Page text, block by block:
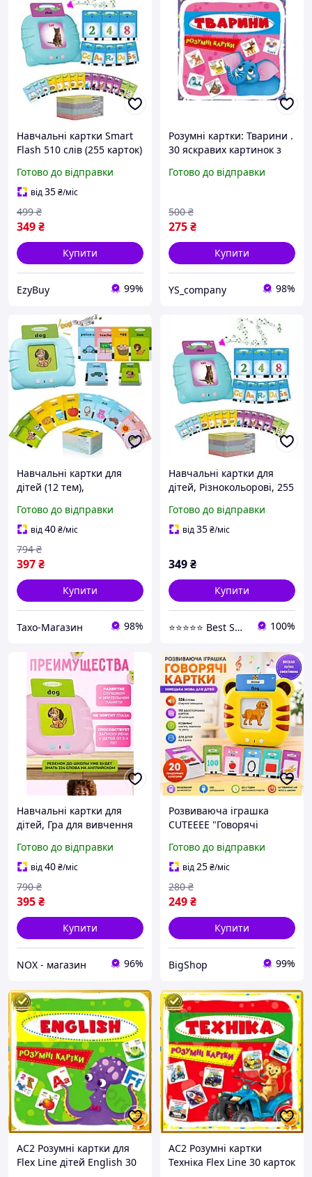
Навчальні картки Smart
Flash 510 слів (255 карток)
дітей англійська
французька мова
Готово до відправки
від35₴/міс
349₴
499 ₴
Купити
EzyBuy 99%
Розумні картки: Тварини .
30 яскравих картинок з
англ мові.Навчальні
Готово до відправки
275₴
500 ₴
Купити
YS_company 98%
Навчальні картки для
дітей (12 тем),
для вивчення англійської
мови з картками, THO
Готово до відправки
від40₴/міс
397₴
794 ₴
Купити
Тахо-Магазин 98%
Навчальні картки для
дітей, Різнокольорові, 255
французька англійська
мови
Готово до відправки
від35₴/міс
349₴
Купити
⭐⭐⭐⭐⭐ Best Shop 100%
Навчальні картки для
дітей, Гра для вивчення
NOX
Готово до відправки
від40₴/міс
395₴
790 ₴
Купити
NOX - магазин 96%
Розвиваюча іграшка
CUTEEEE "Говорячі
224 слова, 112
двосторонніх карток,
навчальний набір для
дітей
Готово до відправки
від25₴/міс
249₴
280 ₴
Купити
BigShop 99%
AC2 Розумні картки для
Flex Line дітей English 30
AC2 Розумні картки
Техніка Flex Line 30 карток